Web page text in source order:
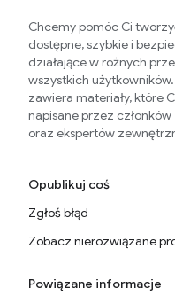
Chcemy pomóc Ci
dostępne, szybkie i
działające w różnych
wszystkich użytkowników.
zawiera materiały, które
napisane przez członków
oraz ekspertów
Opublikuj coś
Zgłoś błąd
Zobacz nierozwiązane
Powiązane informacje